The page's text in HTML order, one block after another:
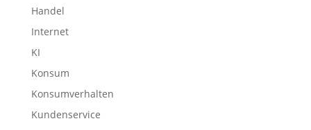
Handel
Internet
KI
Konsum
Konsumverhalten
Kundenservice